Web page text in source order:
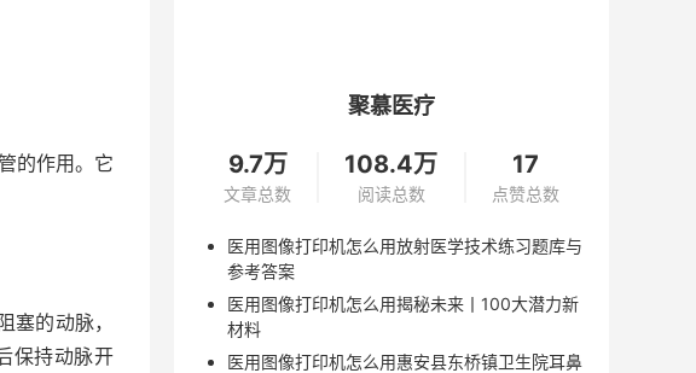
的作用。它
塞的动脉，
保持动脉开
聚慕医疗
9.7万
文章总数
108.4万
阅读总数
17
点赞总数
医用图像打印机怎么用放射医学技术练习题库与
参考答案
医用图像打印机怎么用揭秘未来丨100大潜力新
材料
医用图像打印机怎么用惠安县东桥镇卫生院耳鼻